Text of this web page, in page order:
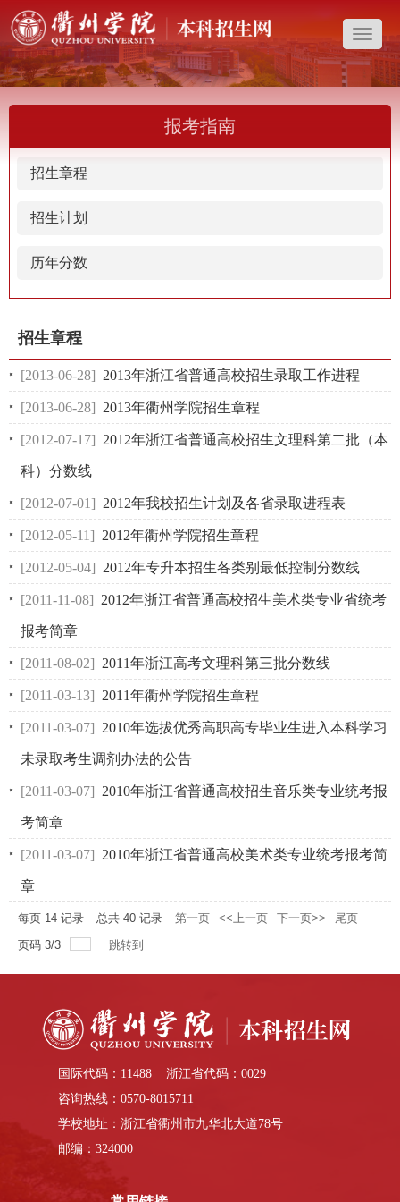
导
航
菜
报考指南
招生章程
招生计划
历年分数
招生章程
[2013-06-28] 2013年浙江省普通高校招生录取工作进程
[2013-06-28] 2013年衢州学院招生章程
[2012-07-17] 2012年浙江省普通高校招生文理科第二批（本
科）分数线
[2012-07-01] 2012年我校招生计划及各省录取进程表
[2012-05-11] 2012年衢州学院招生章程
[2012-05-04] 2012年专升本招生各类别最低控制分数线
[2011-11-08] 2012年浙江省普通高校招生美术类专业省统考
报考简章
[2011-08-02] 2011年浙江高考文理科第三批分数线
[2011-03-13] 2011年衢州学院招生章程
[2011-03-07] 2010年选拔优秀高职高专毕业生进入本科学习
未录取考生调剂办法的公告
[2011-03-07] 2010年浙江省普通高校招生音乐类专业统考报
考简章
[2011-03-07] 2010年浙江省普通高校美术类专业统考报考简
章
每页 14 记录 总共 40 记录 第一页 <<上一页 下一页>>
尾页
页码 3/3 跳转到
国际代码：11488 浙江省代码：0029
咨询热线：0570-8015711
学校地址：浙江省衢州市九华北大道78号
邮编：324000